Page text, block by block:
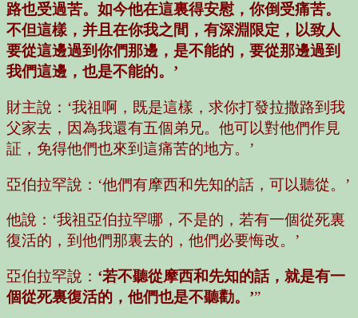
路也受過苦。如今他在這裏得安慰，你倒受痛苦。
不但這樣，并且在你我之間，有深淵限定，以致人
要從這邊過到你們那邊，是不能的，要從那邊過到
我們這邊，也是不能的。’
財主說：‘我祖啊，既是這樣，求你打發拉撒路到我
父家去，因為我還有五個弟兄。他可以對他們作見
証，免得他們也來到這痛苦的地方。’
亞伯拉罕說：‘他們有摩西和先知的話，可以聽從。’
他說：‘我祖亞伯拉罕哪，不是的，若有一個從死裏
復活的，到他們那裏去的，他們必要悔改。’
亞伯拉罕說： ‘若不聽從摩西和先知的話，就是有一
個從死裏復活的，他們也是不聽勸。’”